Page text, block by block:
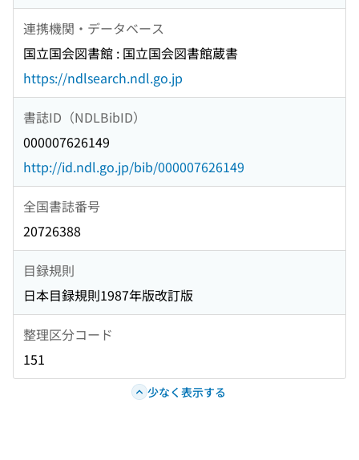
連携機関・データベース
国立国会図書館 : 国立国会図書館蔵書
https://ndlsearch.ndl.go.jp
書誌ID（NDLBibID）
000007626149
http://id.ndl.go.jp/bib/000007626149
全国書誌番号
20726388
目録規則
日本目録規則1987年版改訂版
整理区分コード
151
少なく表示する